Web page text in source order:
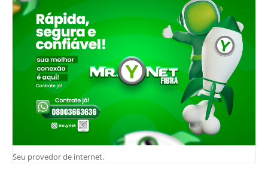
Seu provedor de internet.